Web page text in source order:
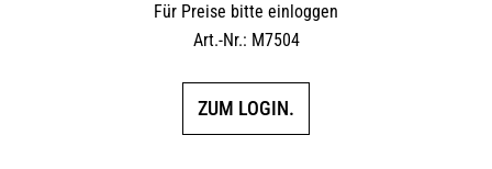
Für Preise bitte einloggen
Art.-Nr.: M7504
ZUM LOGIN.